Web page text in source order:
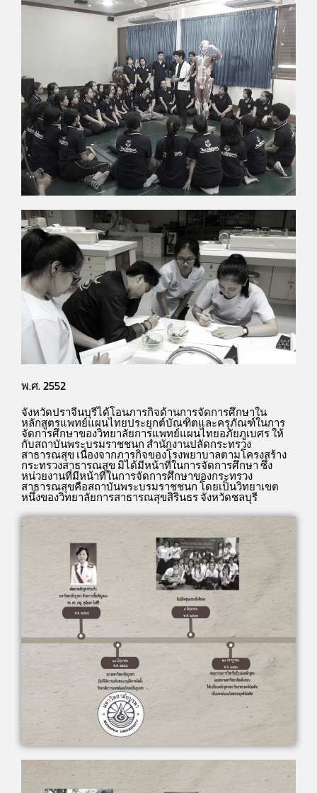
พ.ศ. 2552
จังหวัดปราจีนบุรีได้โอนภารกิจด้านการจัดการศึกษาใน
หลักสูตรแพทย์แผนไทยประยุกต์บัณฑิตและครุภัณฑ์ในการ
จัดการศึกษาของวิทยาลัยการแพทย์แผนไทยอภัยภูเบศร ให้
กับสถาบันพระบรมราชชนก สำนักงานปลัดกระทรวง
สาธารณสุข เนื่องจากภารกิจของโรงพยาบาลตามโครงสร้าง
กระทรวงสาธารณสุข มิได้มีหน้าที่ในการจัดการศึกษา ซึ่ง
หน่วยงานที่มีหน้าที่ในการจัดการศึกษาของกระทรวง
สาธารณสุขคือสถาบันพระบรมราชชนก โดยเป็นวิทยาเขต
หนึ่งของวิทยาลัยการสาธารณสุขสิรินธร จังหวัดชลบุรี